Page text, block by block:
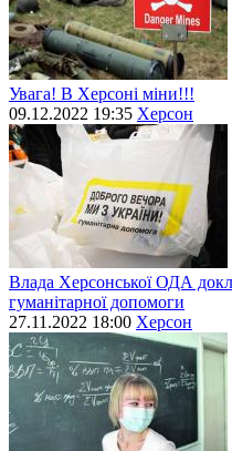
Увага! В Херсоні міни!!!
09.12.2022 19:35 Херсон
Влада Херсонської ОДА
гуманітарної допомоги
27.11.2022 18:00 Херсон